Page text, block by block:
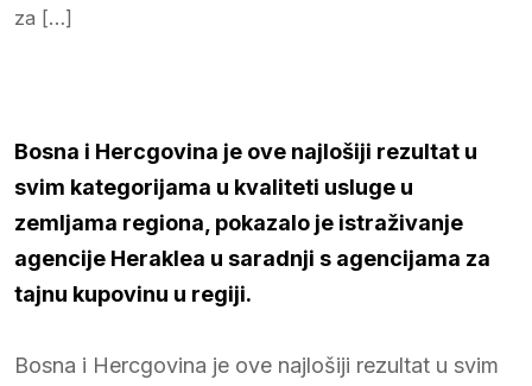
za […]
Bosna i Hercgovina je ove najlošiji rezultat u
svim kategorijama u kvaliteti usluge u
zemljama regiona, pokazalo je istraživanje
agencije Heraklea u saradnji s agencijama za
tajnu kupovinu u regiji.
Bosna i Hercgovina je ove najlošiji rezultat u svim